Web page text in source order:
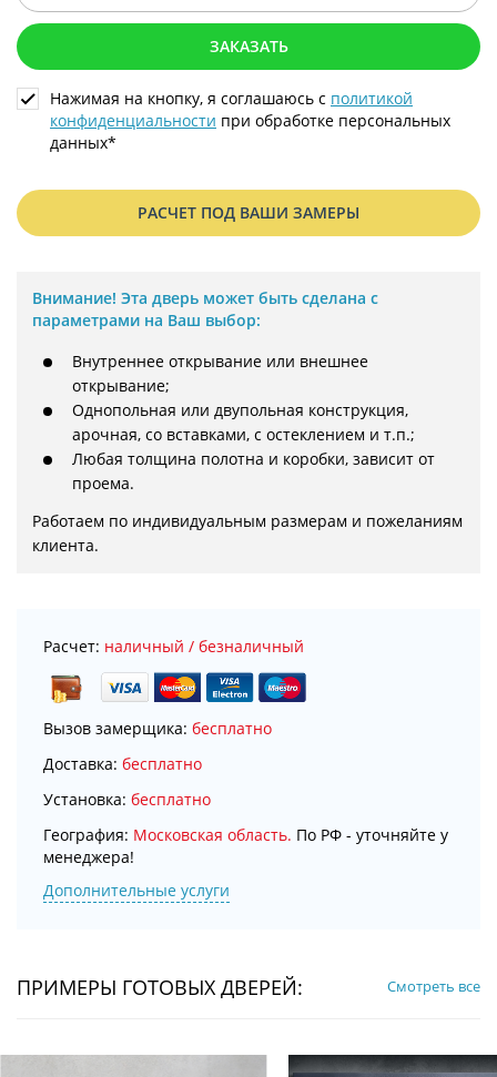
ЗАКАЗАТЬ
Нажимая на кнопку, я соглашаюсь с политикой
конфиденциальности при обработке персональных
данных*
РАСЧЕТ ПОД ВАШИ ЗАМЕРЫ
Внимание! Эта дверь может быть сделана с
параметрами на Ваш выбор:
Внутреннее открывание или внешнее
открывание;
Однопольная или двупольная конструкция,
арочная, со вставками, с остеклением и т.п.;
Любая толщина полотна и коробки, зависит от
проема.
Работаем по индивидуальным размерам и пожеланиям
клиента.
Расчет: наличный / безналичный
Вызов замерщика: бесплатно
Доставка: бесплатно
Установка: бесплатно
География: Московская область. По РФ - уточняйте у
менеджера!
Дополнительные услуги
ПРИМЕРЫ ГОТОВЫХ ДВЕРЕЙ: Смотреть все